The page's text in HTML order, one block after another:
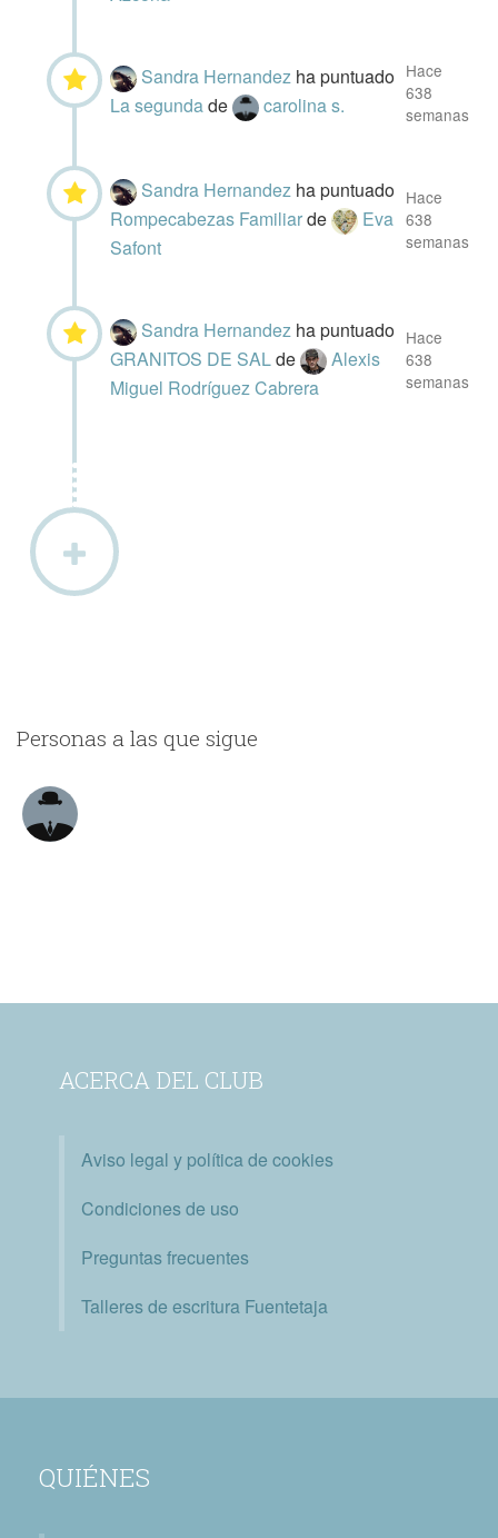
Sandra Hernandez ha puntuado
La segundade carolina s.
Hace
638
semanas
Sandra Hernandez ha puntuado
Rompecabezas Familiarde
Eva
Safont
Hace
638
semanas
Sandra Hernandez ha puntuado
GRANITOS DE SALde
Alexis
Miguel Rodríguez Cabrera
Hace
638
semanas
Personas a las que sigue
ACERCA DEL CLUB
Aviso legal y política de cookies
Condiciones de uso
Preguntas frecuentes
Talleres de escritura Fuentetaja
QUIÉNES